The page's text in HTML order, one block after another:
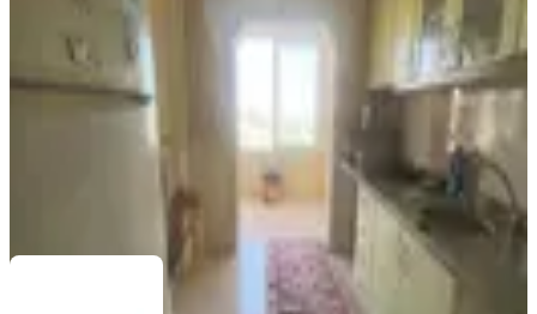
100 m²·7. Kat ·06.08.2026
Yazem inşaat Gayrimenkul Yahya Yayla